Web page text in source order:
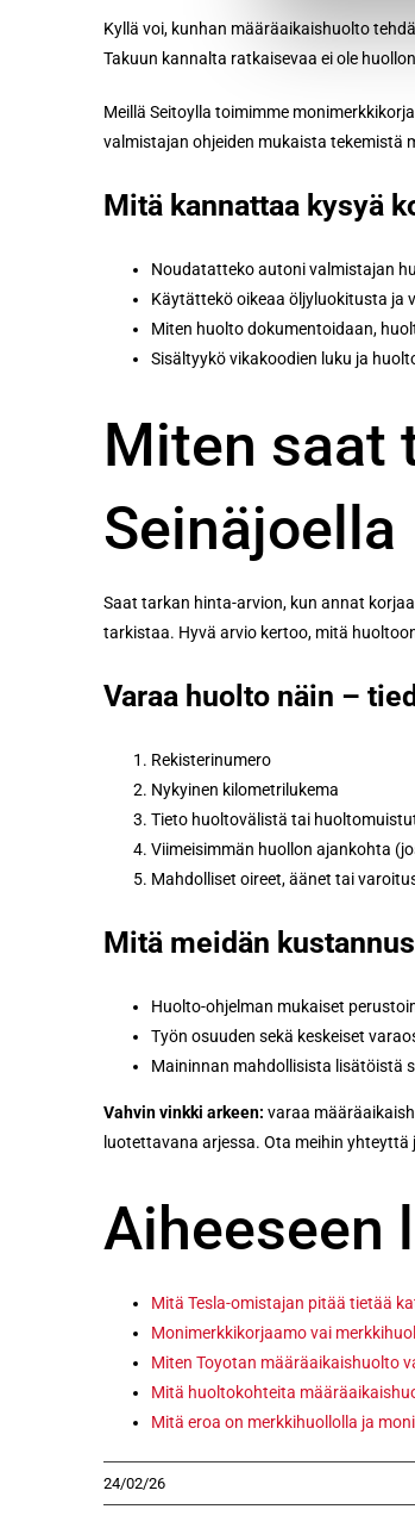
Kyllä voi, kunhan määräaikaishuolto
Takuun kannalta ratkaisevaa ei ole
Meillä Seitoylla toimimme
valmistajan ohjeiden mukaista tekemistä
Mitä kannattaa kysyä
Noudatatteko autoni valmistajan
Käytättekö oikeaa öljyluokitusta ja
Miten huolto dokumentoidaan,
Sisältyykö vikakoodien luku ja
Miten saat
Seinäjoella
Saat tarkan hinta-arvion, kun annat
tarkistaa. Hyvä arvio kertoo, mitä
Varaa huolto näin –
Rekisterinumero
Nykyinen kilometrilukema
Tieto huoltovälistä tai
Viimeisimmän huollon ajankohta
Mahdolliset oireet, äänet tai
Mitä meidän
Huolto-ohjelman mukaiset
Työn osuuden sekä keskeiset
Maininnan mahdollisista lisätöistä
Vahvin vinkki arkeen: varaa
luotettavana arjessa. Ota meihin
Aiheeseen
Mitä Tesla-omistajan pitää tietää
Monimerkkikorjaamo vai
Miten Toyotan määräaikaishuolto
Mitä huoltokohteita
Mitä eroa on merkkihuollolla ja
24/02/26